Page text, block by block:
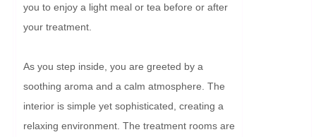
you to enjoy a light meal or tea before or after
your treatment.
As you step inside, you are greeted by a
soothing aroma and a calm atmosphere. The
interior is simple yet sophisticated, creating a
relaxing environment. The treatment rooms are